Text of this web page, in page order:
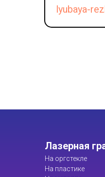
lyubaya-
Лазерная
На оргстекле
На пластике